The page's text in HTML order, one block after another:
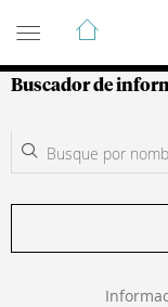
Guía de
Buscador de